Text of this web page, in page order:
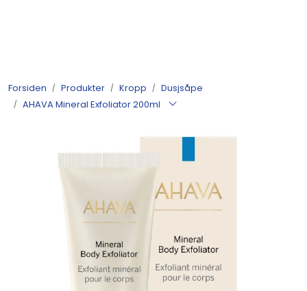
Forsiden Produkter Kropp
Dusjsåpe
AHAVA Mineral Exfoliator 200ml
Nyheter
Alle varer
Månedens bestselgere
Julekatalog 2026